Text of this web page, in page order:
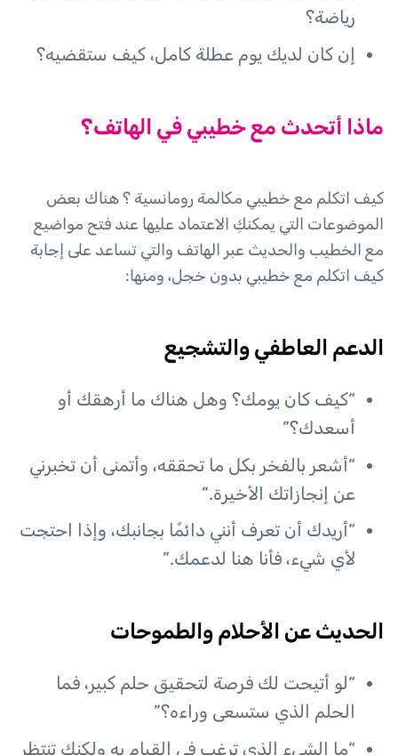
رياضة؟
إن كان لديك يوم عطلة كامل، كيف ستقضيه؟
ماذا أتحدث مع خطيبي في الهاتف؟
كيف اتكلم مع خطيبي مكالمة رومانسية ؟ هناك بعض
الموضوعات التي يمكنكِ الاعتماد عليها عند فتح مواضيع
مع الخطيب والحديث عبر الهاتف والتي تساعد على إجابة
كيف اتكلم مع خطيبي بدون خجل، ومنها:
الدعم العاطفي والتشجيع
“كيف كان يومك؟ وهل هناك ما أرهقك أو
أسعدك؟”
“أشعر بالفخر بكل ما تحققه، وأتمنى أن تخبرني
عن إنجازاتك الأخيرة.”
“أريدك أن تعرف أنني دائمًا بجانبك، وإذا احتجت
لأي شيء، فأنا هنا لدعمك.”
الحديث عن الأحلام والطموحات
“لو أتيحت لك فرصة لتحقيق حلم كبير، فما
الحلم الذي ستسعى وراءه؟”
“ما الشيء الذي ترغب في القيام به ولكنك تنتظر